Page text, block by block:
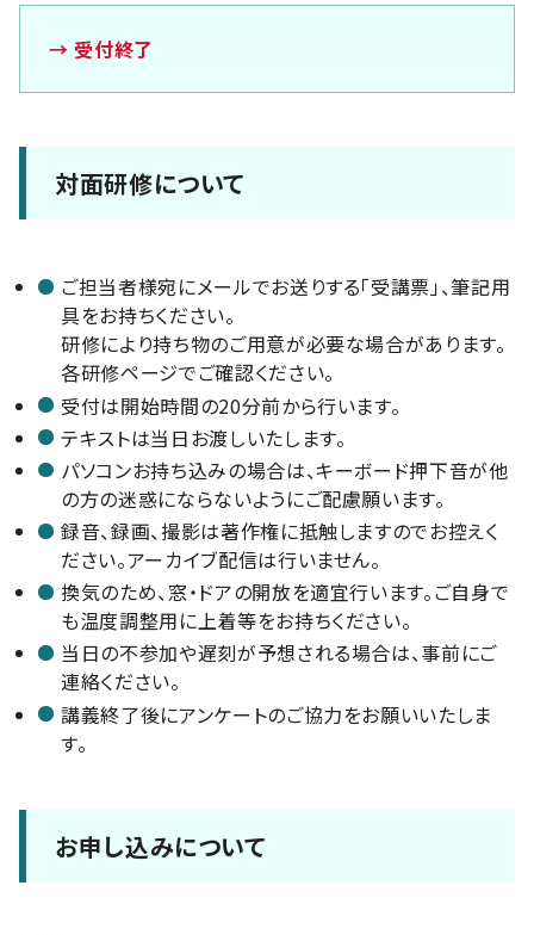
→ 受付終了
対面研修について
ご担当者様宛にメールでお送りする「受講票」、筆記用
具をお持ちください。
研修により持ち物のご用意が必要な場合があります。
各研修ページでご確認ください。
受付は開始時間の20分前から行います。
テキストは当日お渡しいたします。
パソコンお持ち込みの場合は、キーボード押下音が他
の方の迷惑にならないようにご配慮願います。
録音、録画、撮影は著作権に抵触しますのでお控えく
ださい。アーカイブ配信は行いません。
換気のため、窓・ドアの開放を適宜行います。ご自身で
も温度調整用に上着等をお持ちください。
当日の不参加や遅刻が予想される場合は、事前にご
連絡ください。
講義終了後にアンケートのご協力をお願いいたしま
す。
お申し込みについて